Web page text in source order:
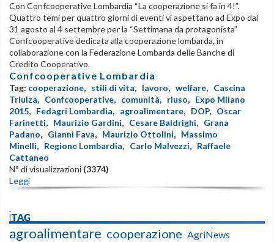
Con Confcooperative Lombardia “La cooperazione si fa in 4!”.
Quattro temi per quattro giorni di eventi vi aspettano ad Expo dal
31 agosto al 4 settembre per la “Settimana da protagonista”
Confcooperative dedicata alla cooperazione lombarda, in
collaborazione con la Federazione Lombarda delle Banche di
Credito Cooperativo.
Confcooperative Lombardia
Tag: cooperazione, stili di vita, lavoro, welfare, Cascina
Triulza, Confcooperative, comunità, riuso, Expo Milano
2015, Fedagri Lombardia, agroalimentare, DOP, Oscar
Farinetti, Maurizio Gardini, Cesare Baldrighi, Grana
Padano, Gianni Fava, Maurizio Ottolini, Massimo
Minelli, Regione Lombardia, Carlo Malvezzi, Raffaele
Cattaneo
N° di visualizzazioni (3374)
Leggi
iTAG
agroalimentare cooperazione AgriNews